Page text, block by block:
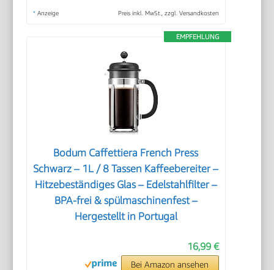
* Anzeige Preis inkl. MwSt., zzgl. Versandkosten
EMPFEHLUNG
Bodum Caffettiera French Press
Schwarz – 1L / 8 Tassen Kaffeebereiter –
Hitzebeständiges Glas – Edelstahlfilter –
BPA-frei & spülmaschinenfest –
Hergestellt in Portugal
16,99 €
Bei Amazon ansehen